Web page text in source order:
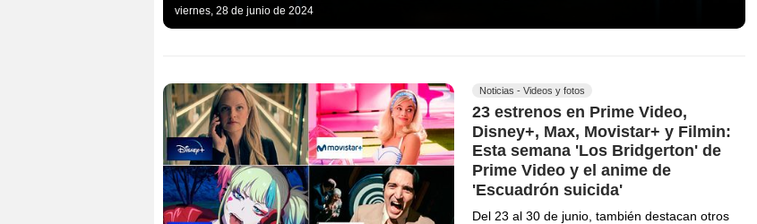
viernes, 28 de junio de 2024
Noticias - Videos y fotos
23 estrenos en Prime Video,
Disney+, Max, Movistar+ y Filmin:
Esta semana 'Los Bridgerton' de
Prime Video y el anime de
'Escuadrón suicida'
Del 23 al 30 de junio, también destacan otros